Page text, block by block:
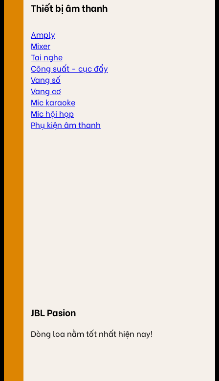
Thiết bị âm thanh
Amply
Mixer
Tai nghe
Công suất - cục đẩy
Vang số
Vang cơ
Mic karaoke
Mic hội họp
Phụ kiện âm thanh
JBL Pasion
Dòng loa nằm tốt nhất hiện nay!